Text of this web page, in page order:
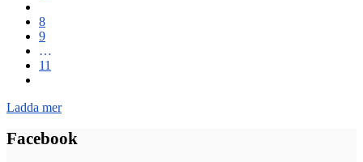
8
9
…
11
Ladda mer
Facebook